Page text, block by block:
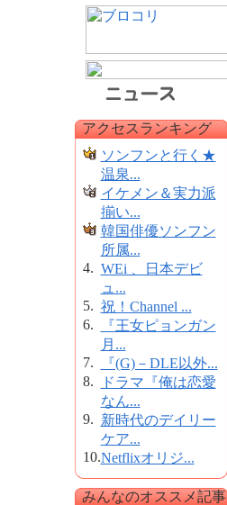
アクセスランキング
ソンフンと行く★
温泉...
イケメン＆実力派
揃い...
韓国俳優ソンフン
所属...
4. WEi 、日本デビ
ュ...
5. 祝！Channel ...
6.
『王女ピョンガン
月...
7.
『(G)－DLE以外...
8.
ドラマ『俺は恋愛
なん...
9. 新時代のデイリー
ケア...
10.Netflixオリジ...
みんなのオススメ記事